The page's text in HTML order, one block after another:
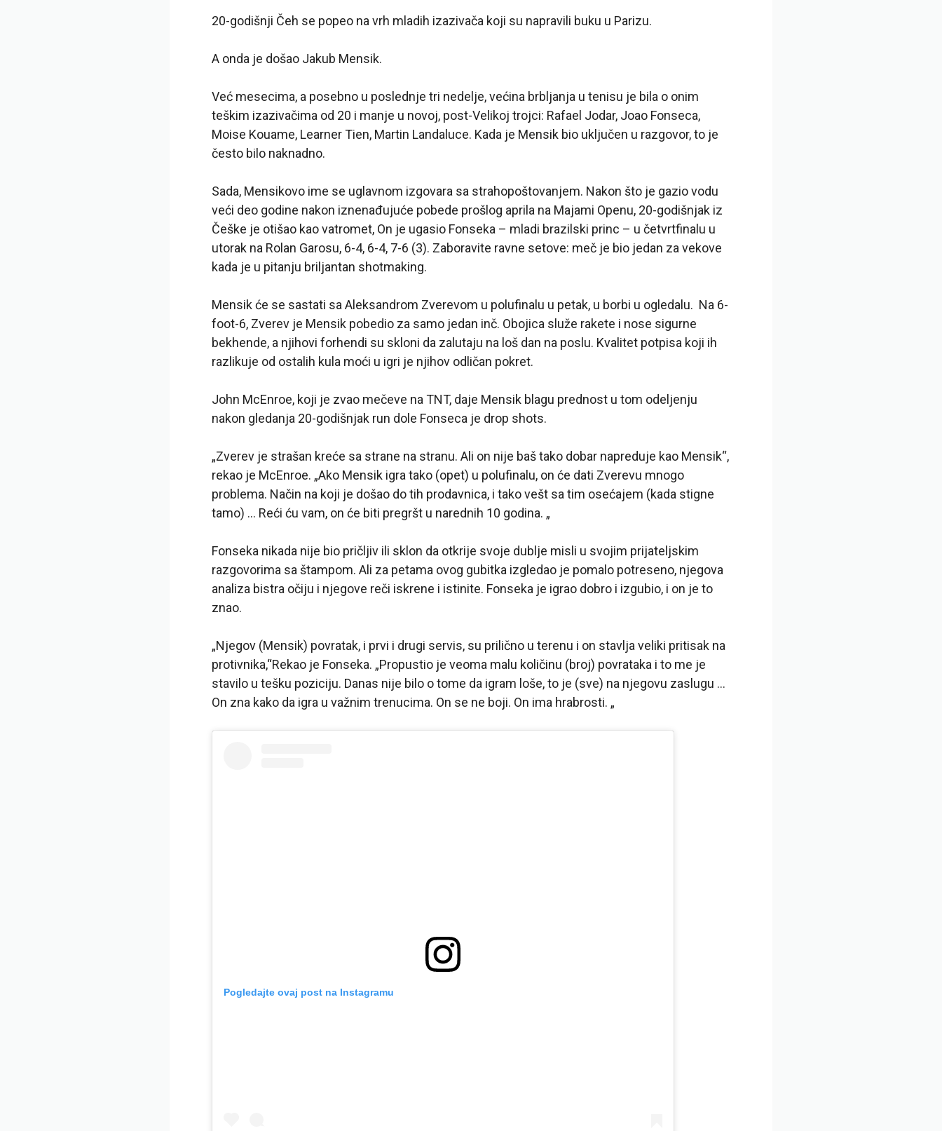
20-godišnji Čeh se popeo na vrh mladih izazivača koji su napravili buku u Parizu.
A onda je došao Jakub Mensik.
Već mesecima, a posebno u poslednje tri nedelje, većina brbljanja u tenisu je bila o onim
teškim izazivačima od 20 i manje u novoj, post-Velikoj trojci: Rafael Jodar, Joao Fonseca,
Moise Kouame, Learner Tien, Martin Landaluce. Kada je Mensik bio uključen u razgovor, to je
često bilo naknadno.
Sada, Mensikovo ime se uglavnom izgovara sa strahopoštovanjem. Nakon što je gazio vodu
veći deo godine nakon iznenađujuće pobede prošlog aprila na Majami Openu, 20-godišnjak iz
Češke je otišao kao vatromet, On je ugasio Fonseka – mladi brazilski princ – u četvrtfinalu u
utorak na Rolan Garosu, 6-4, 6-4, 7-6 (3). Zaboravite ravne setove: meč je bio jedan za vekove
kada je u pitanju briljantan shotmaking.
Mensik će se sastati sa Aleksandrom Zverevom u polufinalu u petak, u borbi u ogledalu. Na 6-
foot-6, Zverev je Mensik pobedio za samo jedan inč. Obojica služe rakete i nose sigurne
bekhende, a njihovi forhendi su skloni da zalutaju na loš dan na poslu. Kvalitet potpisa koji ih
razlikuje od ostalih kula moći u igri je njihov odličan pokret.
John McEnroe, koji je zvao mečeve na TNT, daje Mensik blagu prednost u tom odeljenju
nakon gledanja 20-godišnjak run dole Fonseca je drop shots.
„Zverev je strašan kreće sa strane na stranu. Ali on nije baš tako dobar napreduje kao Mensik“,
rekao je McEnroe. „Ako Mensik igra tako (opet) u polufinalu, on će dati Zverevu mnogo
problema. Način na koji je došao do tih prodavnica, i tako vešt sa tim osećajem (kada stigne
tamo) … Reći ću vam, on će biti pregršt u narednih 10 godina. „
Fonseka nikada nije bio pričljiv ili sklon da otkrije svoje dublje misli u svojim prijateljskim
razgovorima sa štampom. Ali za petama ovog gubitka izgledao je pomalo potreseno, njegova
analiza bistra očiju i njegove reči iskrene i istinite. Fonseka je igrao dobro i izgubio, i on je to
znao.
„Njegov (Mensik) povratak, i prvi i drugi servis, su prilično u terenu i on stavlja veliki pritisak na
protivnika,“Rekao je Fonseka. „Propustio je veoma malu količinu (broj) povrataka i to me je
stavilo u tešku poziciju. Danas nije bilo o tome da igram loše, to je (sve) na njegovu zaslugu …
On zna kako da igra u važnim trenucima. On se ne boji. On ima hrabrosti. „
Pogledajte ovaj post na Instagramu